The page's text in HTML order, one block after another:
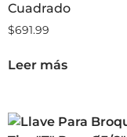
Cuadrado
$691.99
Leer más